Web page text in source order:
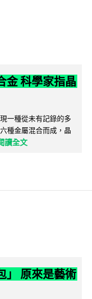
金 科學家指晶
一種從未有記錄的多
種金屬混合而成，晶
讀全文
」 原來是藝術